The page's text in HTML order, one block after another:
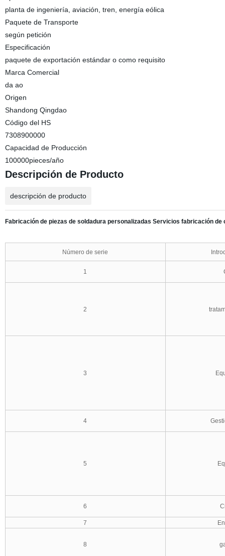
planta de ingeniería, aviación, tren, energía eólica
Paquete de Transporte
según petición
Especificación
paquete de exportación estándar o como requisito
Marca Comercial
da ao
Origen
Shandong Qingdao
Código del HS
7308900000
Capacidad de Producción
100000pieces/año
Descripción de Producto
descripción de producto
Fabricaciónde piezas de soldadura personalizadas Servicios fabricación de
Número de serie
1
2
3
4
5
6
7
8